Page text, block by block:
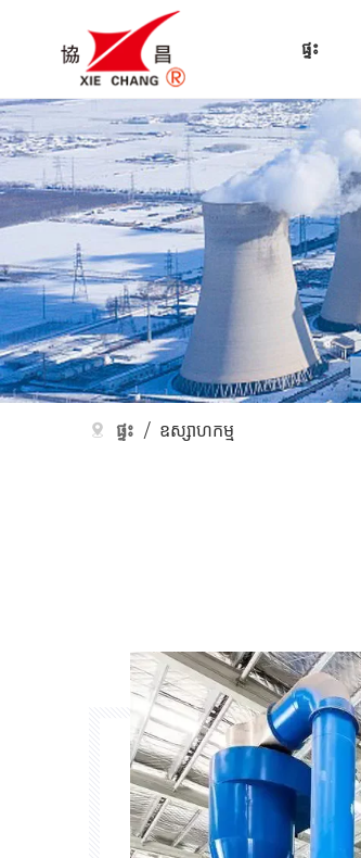
ផ្ទះ
ផ្ទះ / ឧស្សាហកម្ម